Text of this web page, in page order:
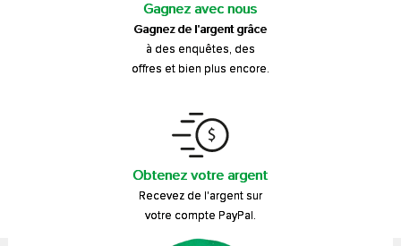
Gagnez avec nous
Gagnez de l'argent grâce
à des enquêtes, des
offres et bien plus encore.
Obtenez votre argent
Recevez de l'argent sur
votre compte PayPal.